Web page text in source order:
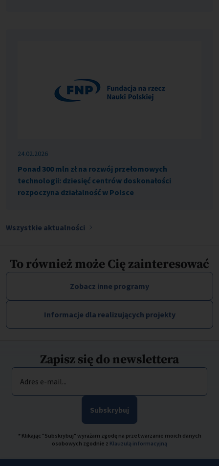
24.02.2026
Ponad 300 mln zł na rozwój przełomowych
technologii: dziesięć centrów doskonałości
rozpoczyna działalność w Polsce
Wszystkie aktualności
To również może Cię zainteresować
Zobacz inne programy
Informacje dla realizujących projekty
Zapisz się do newslettera
Adres e-mail...
Subskrybuj
* Klikając "Subskrybuj" wyrażam zgodę na przetwarzanie moich danych
osobowych zgodnie z Klauzulą informacyjną